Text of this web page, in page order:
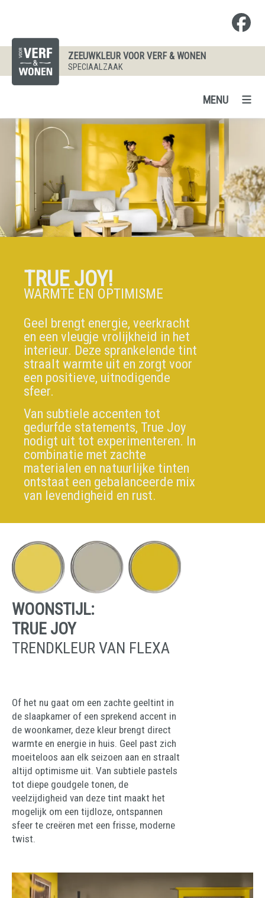
ZEEUWKLEUR VOOR VERF & WONEN
SPECIAALZAAK
MENU
TRUE JOY!
WARMTE EN OPTIMISME
Geel brengt energie, veerkracht
en een vleugje vrolijkheid in het
interieur. Deze sprankelende tint
straalt warmte uit en zorgt voor
een positieve, uitnodigende
sfeer.
Van subtiele accenten tot
gedurfde statements, True Joy
nodigt uit tot experimenteren. In
combinatie met zachte
materialen en natuurlijke tinten
ontstaat een gebalanceerde mix
van levendigheid en rust.
WOONSTIJL:
TRUE JOY
TRENDKLEUR VAN FLEXA
Of het nu gaat om een zachte geeltint in
de slaapkamer of een sprekend accent in
de woonkamer, deze kleur brengt direct
warmte en energie in huis. Geel past zich
moeiteloos aan elk seizoen aan en straalt
altijd optimisme uit. Van subtiele pastels
tot diepe goudgele tonen, de
veelzijdigheid van deze tint maakt het
mogelijk om een tijdloze, ontspannen
sfeer te creëren met een frisse, moderne
twist.